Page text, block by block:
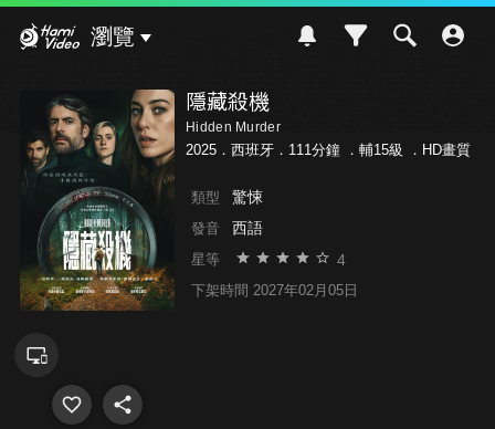
瀏覽
隱藏殺機
Hidden Murder
2025．西班牙．111分鐘 ． 輔15級 ．HD畫質
類型 驚悚
發音 西語
星等 4
下架時間 2027年02月05日